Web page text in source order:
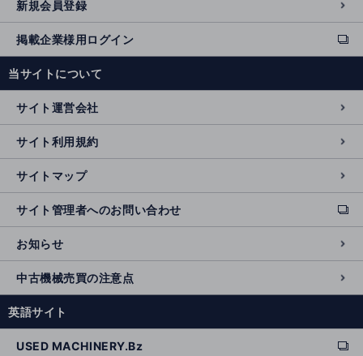
新規会員登録
掲載企業様用ログイン
ext
e
n
al
si
t
e
当サイトについて
サイト運営会社
サイト利用規約
サイトマップ
サイト管理者へのお問い合わせ
ext
e
r
n
al
si
e
お知らせ
中古機械売買の注意点
英語サイト
USED MACHINERY.Bz ext